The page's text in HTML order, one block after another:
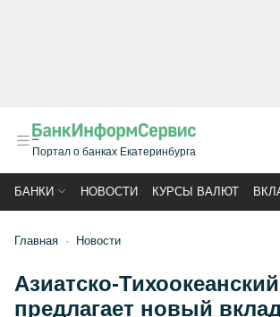
Портал о банках Екатеринбурга
БАНКИ НОВОСТИ КУРСЫ ВАЛЮТ
Главная Новости
Азиатско-
предлагает новый